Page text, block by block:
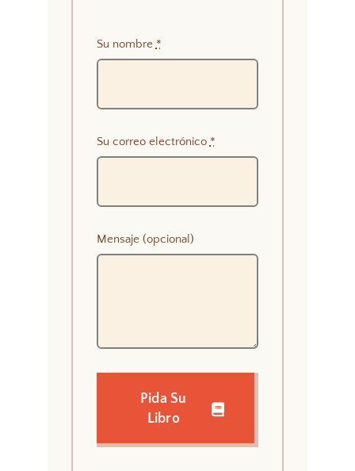
Su nombre *
Su correo electrónico *
Mensaje (opcional)
Pida Su
Libro